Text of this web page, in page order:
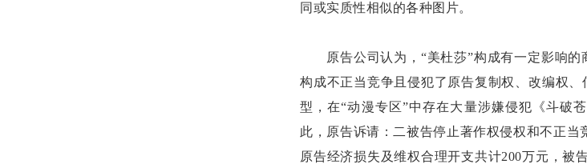
同或实质性相似的各种图片。
原告公司认为，“美杜莎”构成有一定影响
构成不正当竞争且侵犯了原告复制权、改编权
型，在“动漫专区”中存在大量涉嫌侵犯《斗破
此，原告诉请：二被告停止著作权侵权和不正
原告经济损失及维权合理开支共计200万元，被